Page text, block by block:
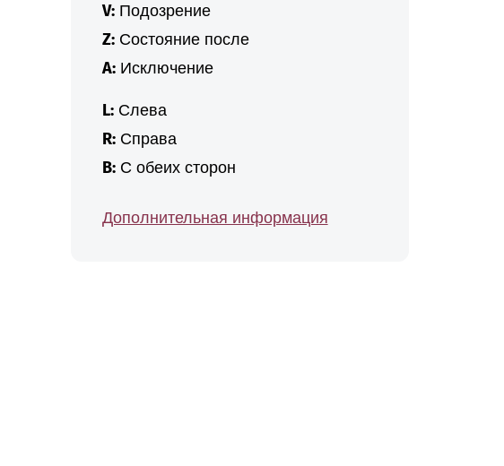
V:Подозрение
Z:Состояние после
A:Исключение
L:Слева
R:Справа
B:С обеих сторон
Дополнительная информация